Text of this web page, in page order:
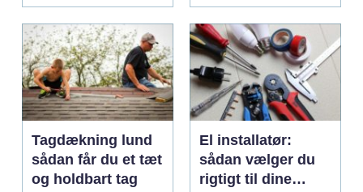
Tagdækning lund
sådan får du et tæt
og holdbart tag
El installatør:
sådan vælger du
rigtigt til dine